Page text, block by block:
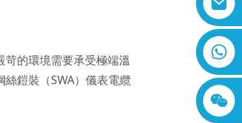
的環境需要承受極端溫
鎧裝（SWA）儀表電纜